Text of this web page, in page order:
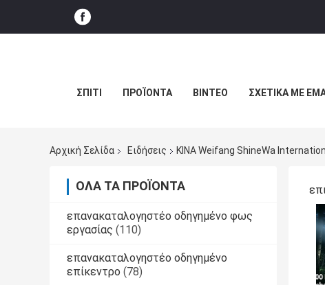
ΣΠΊΤΙ ΠΡΟΪΌΝΤΑ ΒΊΝΤΕΟ ΣΧΕΤΙΚΆ ΜΕ
Αρχική Σελίδα Ειδήσεις ΚΙΝΑ Weifang ShineWa
ΌΛΑ ΤΑ ΠΡΟΪΌΝΤΑ
επανακαταλογηστέο οδηγημένο φως
εργασίας (110)
επανακαταλογηστέο οδηγημένο
επίκεντρο (78)